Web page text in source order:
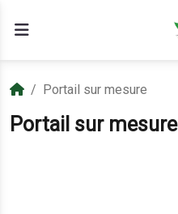
Portail sur mesure
Portail sur mesure